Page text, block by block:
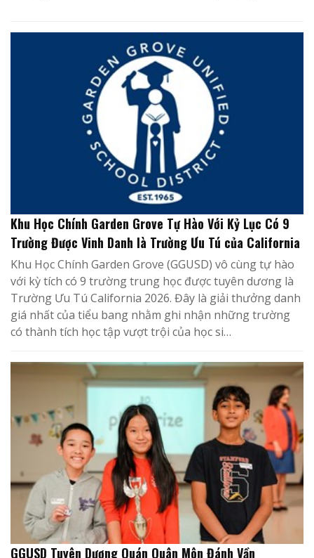
Khu Học Chính Garden Grove Tự Hào Với Kỷ Lục Có 9
Trường Được Vinh Danh là Trường Ưu Tú của California
Khu Học Chính Garden Grove (GGUSD) vô cùng tự hào
với kỳ tích có 9 trường trung học được tuyên dương là
Trường Ưu Tú California 2026. Đây là giải thưởng danh
giá nhất của tiểu bang nhằm ghi nhận những trường
có thành tích học tập vượt trội của học si…
GGUSD Tuyên Dương Quán Quân Môn Đánh Vần